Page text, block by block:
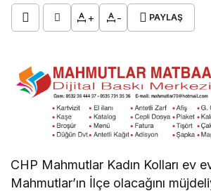
+ - PAYLAŞ
CHP Mahmutlar Kadın Kolları ev
Mahmutlar’ın İlçe olacağını